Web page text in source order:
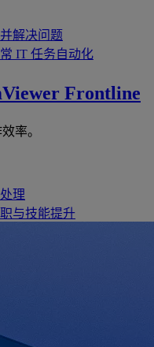
解决问题
IT 任务自动化
Frontline
率。
理
与技能提升